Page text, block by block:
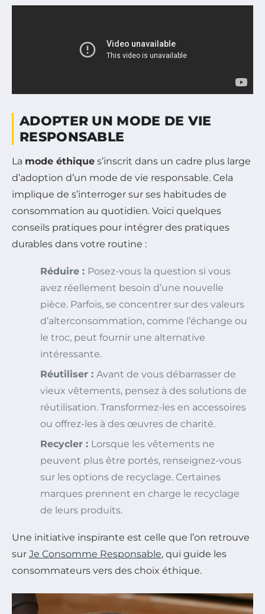
ADOPTER UN MODE DE VIE
RESPONSABLE
La mode éthique s’inscrit dans un cadre plus large
d’adoption d’un mode de vie responsable. Cela
implique de s’interroger sur ses habitudes de
consommation au quotidien. Voici quelques
conseils pratiques pour intégrer des pratiques
durables dans votre routine :
Réduire : Posez-vous la question si vous
avez réellement besoin d’une nouvelle
pièce. Parfois, se concentrer sur des valeurs
d’alterconsommation, comme l’échange ou
le troc, peut fournir une alternative
intéressante.
Réutiliser : Avant de vous débarrasser de
vieux vêtements, pensez à des solutions de
réutilisation. Transformez-les en accessoires
ou offrez-les à des œuvres de charité.
Recycler : Lorsque les vêtements ne
peuvent plus être portés, renseignez-vous
sur les options de recyclage. Certaines
marques prennent en charge le recyclage
de leurs produits.
Une initiative inspirante est celle que l’on retrouve
sur Je Consomme Responsable, qui guide les
consommateurs vers des choix éthique.